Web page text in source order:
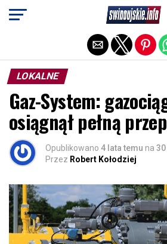
LOKALNE
Gaz-System:
osiągnął pełną
Opublikowano 4 lata temu na
Przez Robert Kołodziej
Exit mobile